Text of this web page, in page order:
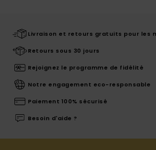
Livraison et retours gratuits pour les
Retours sous 30 jours
Rejoignez le programme de fidélité
Notre engagement eco-responsable
Paiement 100% sécurisé
Besoin d'aide ?